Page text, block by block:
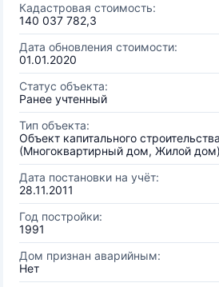
Кадастровая стоимость:
140 037 782,3
Дата обновления стоимости:
01.01.2020
Статус объекта:
Ранее учтенный
Тип объекта:
Объект капитального
(Многоквартирный дом, Жилой дом)
Дата постановки на учёт:
28.11.2011
Год постройки:
1991
Дом признан аварийным:
Нет